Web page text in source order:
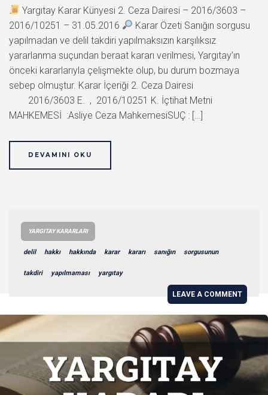
Yargıtay Karar Künyesi 2. Ceza Dairesi – 2016/3603 –
2016/10251 – 31.05.2016
Karar Özeti Sanığın sorgusu
yapılmadan ve delil takdiri yapılmaksızın karşılıksız
yararlanma suçundan beraat kararı verilmesi, Yargıtay’ın
önceki kararlarıyla çelişmekte olup, bu durum bozmaya
sebep olmuştur. Karar İçeriği 2. Ceza Dairesi
2016/3603 E. , 2016/10251 K. İçtihat Metni
MAHKEMESİ :Asliye Ceza MahkemesiSUÇ : […]
DEVAMINI OKU
YARGITAY KARARLARI
delil hakkı hakkında karar kararı sanığın sorgusunun
takdiri yapılmaması yargıtay
LEAVE A COMMENT